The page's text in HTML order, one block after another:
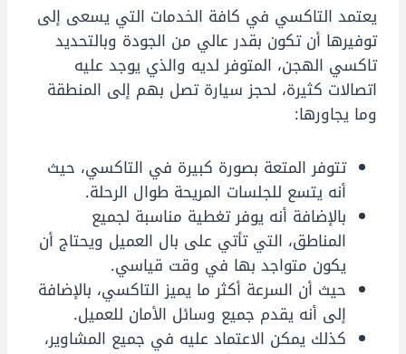
يعتمد التاكسي في كافة الخدمات التي يسعى إلى
توفيرها أن تكون بقدر عالي من الجودة وبالتحديد
تاكسي الهجن، المتوفر لديه والذي يوجد عليه
اتصالات كثيرة، لحجز سيارة تصل بهم إلى المنطقة
وما يجاورها:
تتوفر المتعة بصورة كبيرة في التاكسي، حيث
أنه يتسع للجلسات المريحة طوال الرحلة.
بالإضافة أنه يوفر تغطية مناسبة لجميع
المناطق، التي تأتي على بال العميل ويحتاج أن
يكون متواجد بها في وقت قياسي.
حيث أن السرعة أكثر ما يميز التاكسي، بالإضافة
إلى أنه يقدم جميع وسائل الأمان للعميل.
كذلك يمكن الاعتماد عليه في جميع المشاوير،